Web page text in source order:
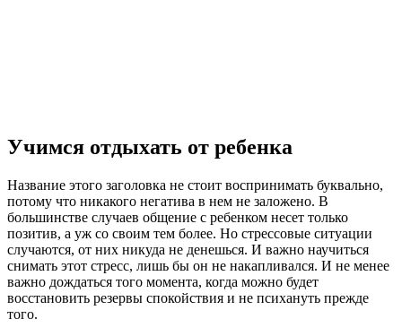
Учимся отдыхать от ребенка
Название этого заголовка не стоит воспринимать буквально,
потому что никакого негатива в нем не заложено. В
большинстве случаев общение с ребенком несет только
позитив, а уж со своим тем более. Но стрессовые ситуации
случаются, от них никуда не денешься. И важно научиться
снимать этот стресс, лишь бы он не накапливался. И не менее
важно дождаться того момента, когда можно будет
восстановить резервы спокойствия и не психануть прежде
того.